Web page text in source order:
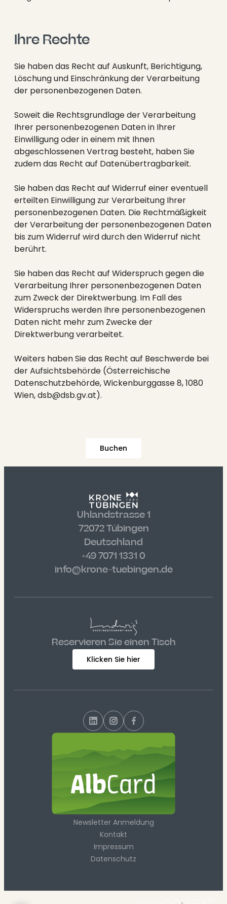
Ihre Rechte
Sie haben das Recht auf Auskunft, Berichtigung,
Löschung und Einschränkung der Verarbeitung
der personenbezogenen Daten.
Soweit die Rechtsgrundlage der Verarbeitung
Ihrer personenbezogenen Daten in Ihrer
Einwilligung oder in einem mit Ihnen
abgeschlossenen Vertrag besteht, haben Sie
zudem das Recht auf Datenübertragbarkeit.
Sie haben das Recht auf Widerruf einer eventuell
erteilten Einwilligung zur Verarbeitung Ihrer
personenbezogenen Daten. Die Rechtmäßigkeit
der Verarbeitung der personenbezogenen Daten
bis zum Widerruf wird durch den Widerruf nicht
berührt.
Sie haben das Recht auf Widerspruch gegen die
Verarbeitung Ihrer personenbezogenen Daten
zum Zweck der Direktwerbung. Im Fall des
Widerspruchs werden Ihre personenbezogenen
Daten nicht mehr zum Zwecke der
Direktwerbung verarbeitet.
Weiters haben Sie das Recht auf Beschwerde bei
der Aufsichtsbehörde (Österreichische
Datenschutzbehörde, Wickenburggasse 8, 1080
Wien, dsb@dsb.gv.at).
Buchen
Uhlandstrasse 1
72072 Tübingen
Deutschland
+49 7071 1331 0
info@krone-tuebingen.de
Reservieren Sie einen Tisch
Klicken Sie hier
Newsletter Anmeldung
Kontakt
Impressum
Datenschutz